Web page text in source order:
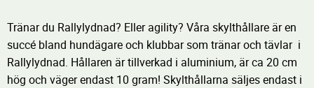
Tränar du Rallylydnad? Eller agility? Våra skylthållare är en
succé bland hundägare och klubbar som tränar och tävlar i
Rallylydnad. Hållaren är tillverkad i aluminium, är ca 20 cm
hög och väger endast 10 gram! Skylthållarna säljes endast i